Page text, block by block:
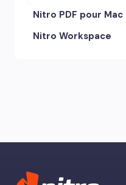
Nitro PDF pour Mac
Outils d'annotation et
Nitro Workspace